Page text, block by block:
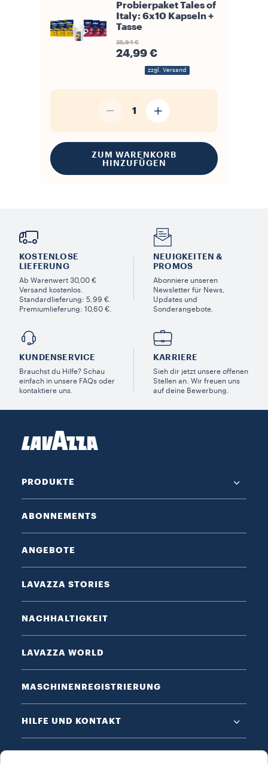
Probierpaket Tales of
Italy: 6x10 Kapseln +
Tasse
35,94 €
24,99 €
zzgl. Versand
1
ZUM WARENKORB
HINZUFÜGEN
KOSTENLOSE
LIEFERUNG
Ab Warenwert 30,00 €
Versand kostenlos.
Standardlieferung: 5,99 €.
Premiumlieferung: 10,60 €.
NEUIGKEITEN &
PROMOS​
Abonniere unseren
Newsletter für News,
Updates und
Sonderangebote.
KUNDENSERVICE​
Brauchst du Hilfe? Schau
einfach in unsere FAQs oder
kontaktiere uns.
KARRIERE
Sieh dir jetzt unsere offenen
Stellen an. Wir freuen uns
auf deine Bewerbung.
PRODUKTE
ABONNEMENTS
ANGEBOTE
LAVAZZA STORIES
NACHHALTIGKEIT
LAVAZZA WORLD
MASCHINENREGISTRIERUNG
HILFE UND KONTAKT